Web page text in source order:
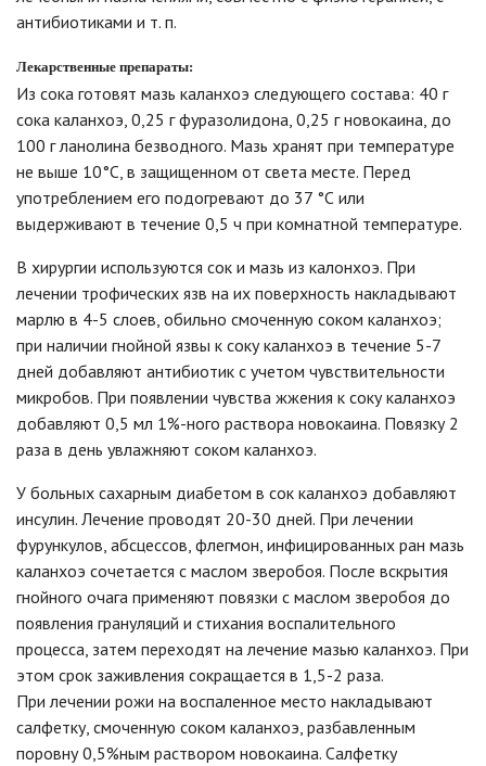
антибиотиками и т. п.
Лекарственные препараты:
Из сока готовят мазь каланхоэ следующего состава: 40 г
сока каланхоэ, 0,25 г фуразолидона, 0,25 г новокаина, до
100 г ланолина безводного. Мазь хранят при температуре
не выше 10°С, в защищенном от света месте. Перед
употреблением его подогревают до 37 °С или
выдерживают в течение 0,5 ч при комнатной температуре.
В хирургии используются сок и мазь из калонхоэ. При
лечении трофических язв на их поверхность накладывают
марлю в 4-5 слоев, обильно смоченную соком каланхоэ;
при наличии гнойной язвы к соку каланхоэ в течение 5-7
дней добавляют антибиотик с учетом чувствительности
микробов. При появлении чувства жжения к соку каланхоэ
добавляют 0,5 мл 1%-ного раствора новокаина. Повязку 2
раза в день увлажняют соком каланхоэ.
У больных сахарным диабетом в сок каланхоэ добавляют
инсулин. Лечение проводят 20-30 дней. При лечении
фурункулов, абсцессов, флегмон, инфицированных ран мазь
каланхоэ сочетается с маслом зверобоя. После вскрытия
гнойного очага применяют повязки с маслом зверобоя до
появления грануляций и стихания воспалительного
процесса, затем переходят на лечение мазью каланхоэ. При
этом срок заживления сокращается в 1,5-2 раза.
При лечении рожи на воспаленное место накладывают
салфетку, смоченную соком каланхоэ, разбавленным
поровну 0,5%ным раствором новокаина. Салфетку